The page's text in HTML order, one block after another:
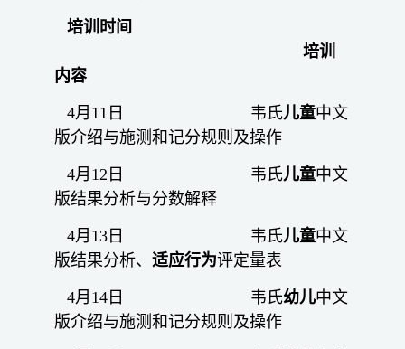
培训时间
培训
内容
4月11日 韦氏儿童中文
版介绍与施测和记分规则及操作
4月12日 韦氏儿童中文
版结果分析与分数解释
4月13日 韦氏儿童中文
版结果分析、 适应行为评定量表
4月14日 韦氏幼儿中文
版介绍与施测和记分规则及操作